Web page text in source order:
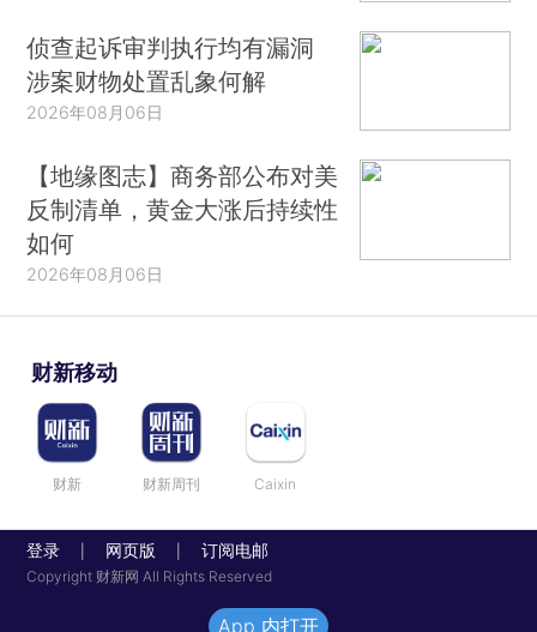
侦查起诉审判执行均有漏洞
涉案财物处置乱象何解
2026年08月06日
【地缘图志】商务部公布对美
反制清单，黄金大涨后持续性
如何
2026年08月06日
财新移动
财新 财新周刊 Caixin
登录 网页版 订阅电邮
Copyright 财新网 All Rights Reserved
App 内打开